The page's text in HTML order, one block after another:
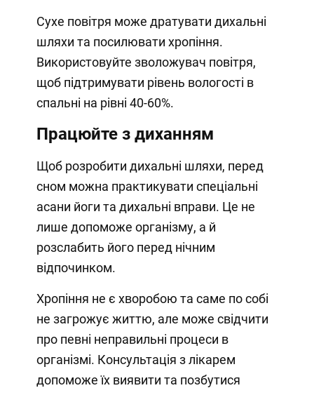
Сухе повітря може дратувати дихальні
шляхи та посилювати хропіння.
Використовуйте зволожувач повітря,
щоб підтримувати рівень вологості в
спальні на рівні 40-60%.
Працюйте з диханням
Щоб розробити дихальні шляхи, перед
сном можна практикувати спеціальні
асани йоги та дихальні вправи. Це не
лише допоможе організму, а й
розслабить його перед нічним
відпочинком.
Хропіння не є хворобою та саме по собі
не загрожує життю, але може свідчити
про певні неправильні процеси в
організмі. Консультація з лікарем
допоможе їх виявити та позбутися